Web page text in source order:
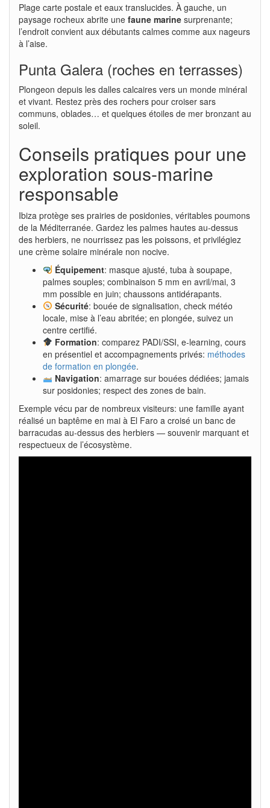
Plage carte postale et eaux translucides. À gauche, un
paysage rocheux abrite une faune marine surprenante;
l’endroit convient aux débutants calmes comme aux nageurs
à l’aise.
Punta Galera (roches en terrasses)
Plongeon depuis les dalles calcaires vers un monde minéral
et vivant. Restez près des rochers pour croiser sars
communs, oblades… et quelques étoiles de mer bronzant au
soleil.
Conseils pratiques pour une
exploration sous-marine
responsable
Ibiza protège ses prairies de posidonies, véritables poumons
de la Méditerranée. Gardez les palmes hautes au-dessus
des herbiers, ne nourrissez pas les poissons, et privilégiez
une crème solaire minérale non nocive.
Équipement: masque ajusté, tuba à soupape,
palmes souples; combinaison 5 mm en avril/mai, 3
mm possible en juin; chaussons antidérapants.
Sécurité: bouée de signalisation, check météo
locale, mise à l’eau abritée; en plongée, suivez un
centre certifié.
Formation: comparez PADI/SSI, e-learning, cours
en présentiel et accompagnements privés: méthodes
de formation en plongée.
Navigation: amarrage sur bouées dédiées; jamais
sur posidonies; respect des zones de bain.
Exemple vécu par de nombreux visiteurs: une famille ayant
réalisé un baptême en mai à El Faro a croisé un banc de
barracudas au-dessus des herbiers — souvenir marquant et
respectueux de l’écosystème.